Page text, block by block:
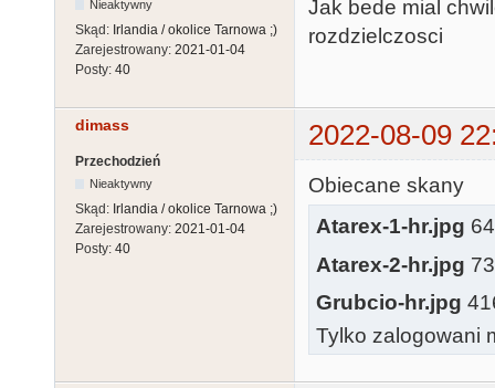
Nieaktywny
Skąd: Irlandia / okolice Tarnowa ;)
Zarejestrowany: 2021-01-04
Posty: 40
Jak bede mial
rozdzielczosci
dimass 2022-08-09
Przechodzień
Nieaktywny
Skąd: Irlandia / okolice Tarnowa ;)
Zarejestrowany: 2021-01-04
Posty: 40
Obiecane skany
Atarex-1-hr.jpg
Atarex-2-hr.jpg
Grubcio-hr.jpg
Tylko zalogowani